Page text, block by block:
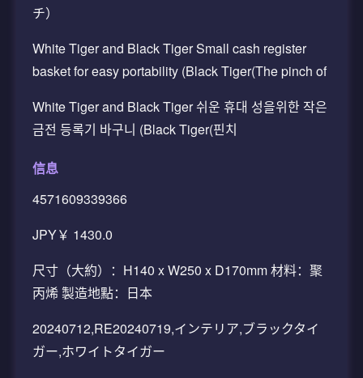
チ）
White Tiger and Black Tiger Small cash register
basket for easy portability (Black Tiger(The pinch of
White Tiger and Black Tiger 쉬운 휴대 성을위한 작은
금전 등록기 바구니 (Black Tiger(핀치
信息
4571609339366
JPY￥ 1430.0
尺寸（大約）：H140 x W250 x D170mm 材料：聚
丙烯 製造地點：日本
20240712,RE20240719,インテリア,ブラックタイ
ガー,ホワイトタイガー